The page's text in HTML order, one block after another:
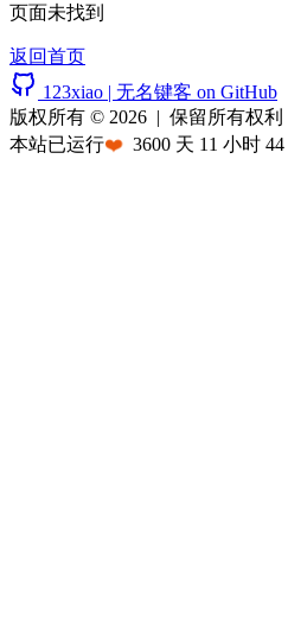
页面未找到
返回首页
123xiao | 无名键客 on GitHub
版权所有 © 2026 | 保留所有权利
本站已运行❤️ 3600 天 11 小时 44